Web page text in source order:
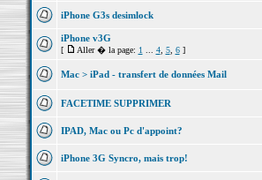
iPhone G3s desimlock
iPhone v3G
[ Aller � la page: 1 4, 5, 6]
Mac > iPad - transfert de données Mail
FACETIME SUPPRIMER
IPAD, Mac ou Pc d'appoint?
iPhone 3G Syncro, mais trop!